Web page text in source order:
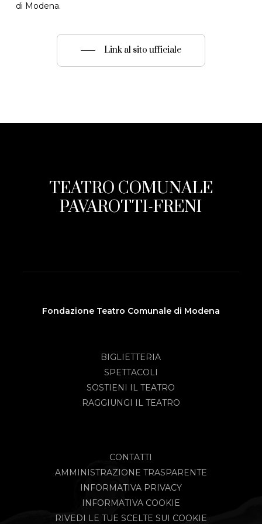
di Modena.
Link al sito ufficiale
TEATRO COMUNALE
PAVAROTTI-FRENI
Fondazione Teatro Comunale di Modena
BIGLIETTERIA
SPETTACOLI
SOSTIENI IL TEATRO
RAGGIUNGI IL TEATRO
CONTATTI
AMMINISTRAZIONE TRASPARENTE
INFORMATIVA PRIVACY
INFORMATIVA COOKIE
RIVEDI LE TUE SCELTE SUI COOKIE